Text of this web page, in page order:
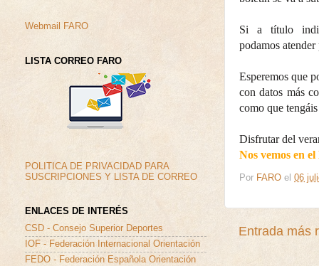
Si a título
podamos
Esperemos que
con datos más
como que
Disfrutar del
Nos vemos en
Por FARO el 06
Entrada más
Webmail FARO
LISTA CORREO FARO
POLITICA DE PRIVACIDAD PARA
SUSCRIPCIONES Y LISTA DE CORREO
ENLACES DE INTERÉS
CSD - Consejo Superior Deportes
IOF - Federación Internacional Orientación
FEDO - Federación Española Orientación